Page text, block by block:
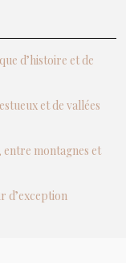
d’histoire et de
et de vallées
montagnes et
d’exception